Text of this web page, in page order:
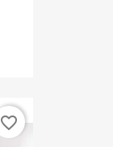
favorite_border